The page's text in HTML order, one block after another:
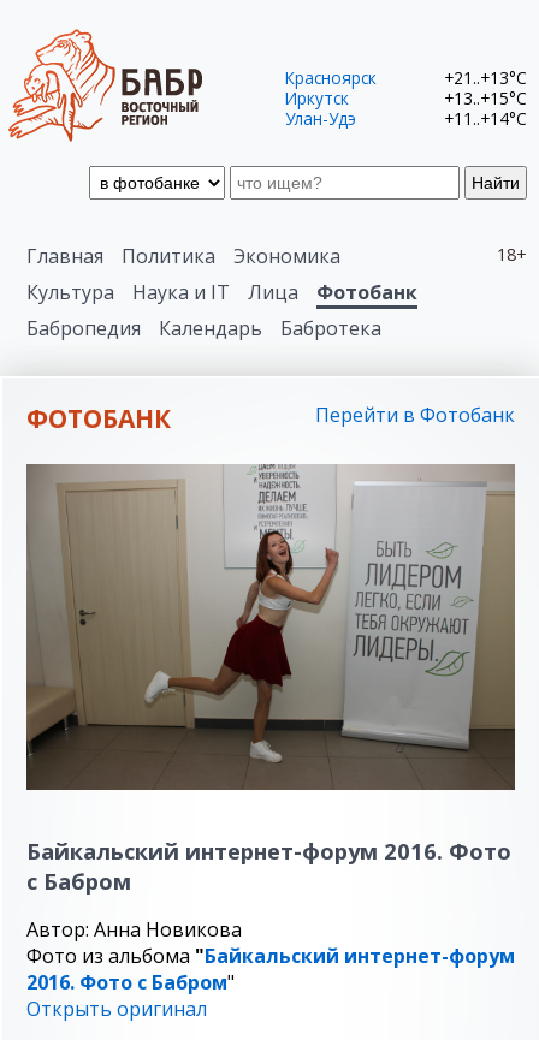
Найти
Красноярск
+21..+13°C
Иркутск
+13..+15°C
Улан-Удэ
+11..+14°C
18+
Главная Политика
Экономика
Культура
Наука и IT Лица
Фотобанк
Бабропедия
Календарь Бабротека
ФОТОБАНК Перейти в Фотобанк
Байкальский интернет-форум 2016. Фото
с Бабром
Автор: Анна Новикова
Фото из альбома "Байкальский интернет-форум
2016. Фото с Бабром"
Открыть оригинал